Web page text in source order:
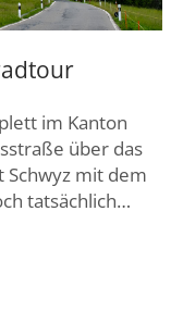
im Kanton
über das
Schwyz mit dem
tatsächlich…